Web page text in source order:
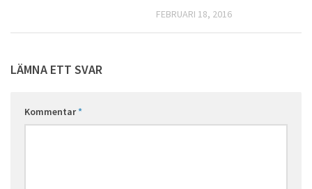
FEBRUARI 18, 2016
LÄMNA ETT SVAR
Kommentar*